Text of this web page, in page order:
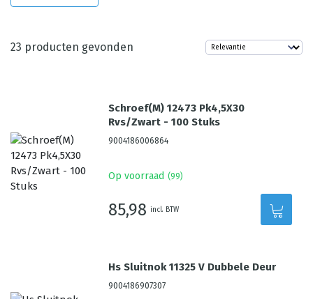
23 producten gevonden
Schroef(M) 12473 Pk4,5X30
Rvs/Zwart - 100 Stuks
9004186006864
Op voorraad (99)
85,98 incl. BTW
Hs Sluitnok 11325 V Dubbele Deur
9004186907307